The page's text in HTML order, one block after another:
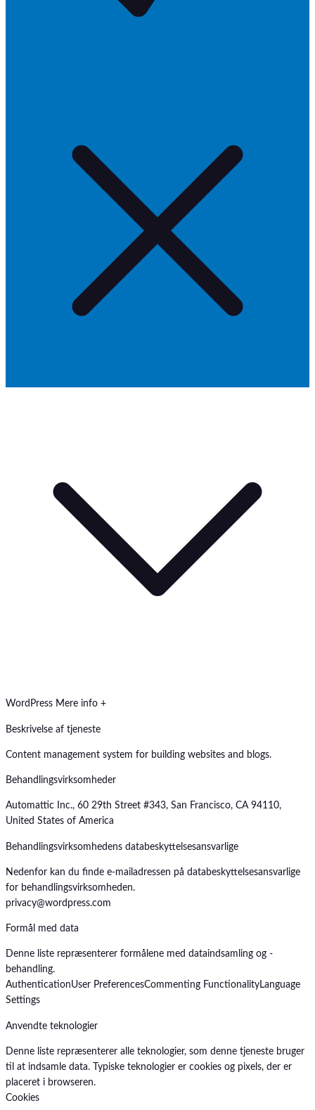
WordPress Mere info +
Beskrivelse af tjeneste
Content management system for building websites and blogs.
Behandlingsvirksomheder
Automattic Inc., 60 29th Street #343, San Francisco, CA 94110,
United States of America
Behandlingsvirksomhedens databeskyttelsesansvarlige
Nedenfor kan du finde e-mailadressen på databeskyttelsesansvarlige
for behandlingsvirksomheden.
privacy@wordpress.com
Formål med data
Denne liste repræsenterer formålene med dataindsamling og -
behandling.
AuthenticationUser PreferencesCommenting FunctionalityLanguage
Settings
Anvendte teknologier
Denne liste repræsenterer alle teknologier, som denne tjeneste bruger
til at indsamle data. Typiske teknologier er cookies og pixels, der er
placeret i browseren.
Cookies